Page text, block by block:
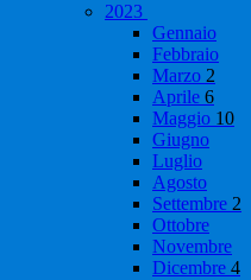
2023
Gennaio
Febbraio
Marzo 2
Aprile 6
Maggio 10
Giugno
Luglio
Agosto
Settembre 2
Ottobre
Novembre
Dicembre 4